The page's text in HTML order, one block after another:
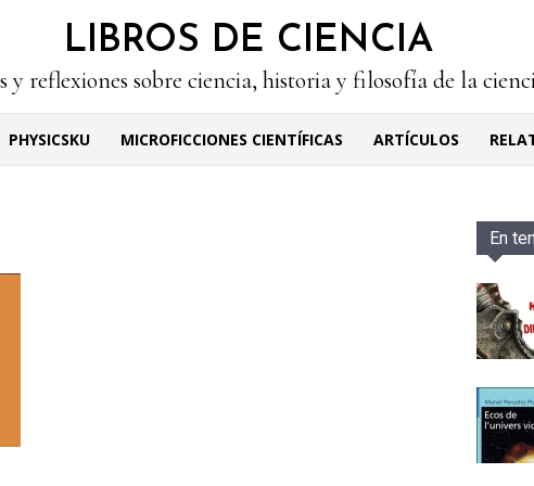
LIBROS DE CIENCIA
y reflexiones sobre ciencia, historia y filosofía de la
PHYSICSKU MICROFICCIONES CIENTÍFICAS ARTÍCULOS
En